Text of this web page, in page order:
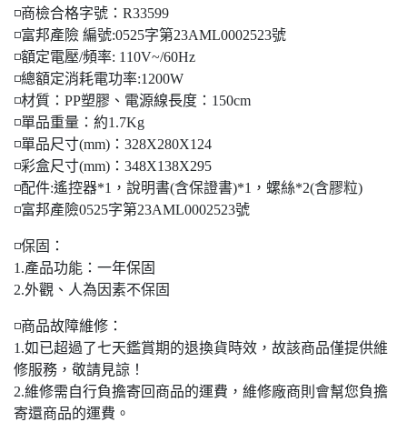
◽商檢合格字號：R33599
◽富邦產險 編號:0525字第23AML0002523號
◽額定電壓/頻率: 110V~/60Hz
◽總額定消耗電功率:1200W
◽材質：PP塑膠、電源線長度：150cm
◽單品重量：約1.7Kg
◽單品尺寸(mm)：328X280X124
◽彩盒尺寸(mm)：348X138X295
◽配件:遙控器*1，說明書(含保證書)*1，螺絲*2(含膠粒)
◽富邦產險0525字第23AML0002523號
◽保固：
1.產品功能：一年保固
2.外觀、人為因素不保固
◽商品故障維修：
1.如已超過了七天鑑賞期的退換貨時效，故該商品僅提供維
修服務，敬請見諒！
2.維修需自行負擔寄回商品的運費，維修廠商則會幫您負擔
寄還商品的運費。